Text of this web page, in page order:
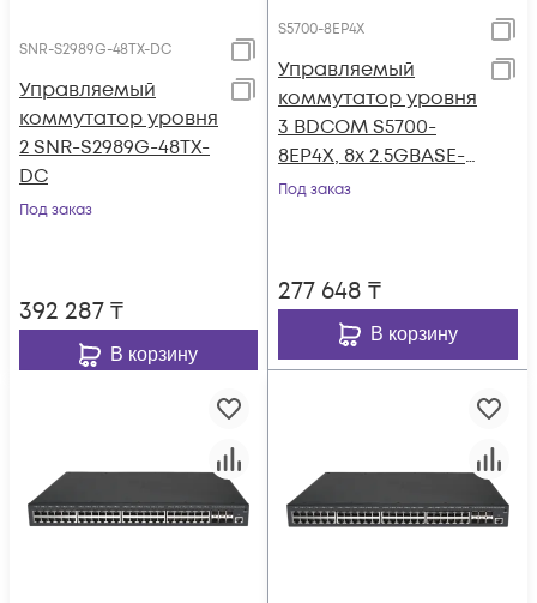
SNR-S2989G-48TX-DC
Управляемый
коммутатор уровня
2 SNR-S2989G-48TX-
DC
Под заказ
392 287₸
В корзину
S5700-8EP4X
Управляемый
коммутатор уровня
3 BDCOM S5700-
8EP4X, 8x 2.5GBASE-Т
PoE 802.3af/at/bt до
Под заказ
277 648 ₸
В корзину